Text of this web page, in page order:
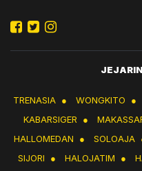
TRENASIA ● WONGKITO ●
KABARSIGER ●
HALLOMEDAN
● SOLOAJA
SIJORI
● HALOJATIM ●